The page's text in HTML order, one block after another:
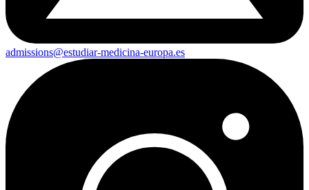
admissions@estudiar-medicina-europa.es